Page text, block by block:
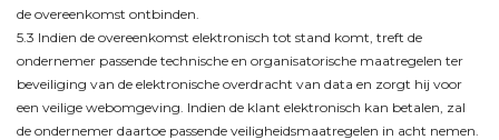
de overeenkomst ontbinden.
5.3 Indien de overeenkomst elektronisch tot stand komt, treft de
ondernemer passende technische en organisatorische maatregelen ter
beveiliging van de elektronische overdracht van data en zorgt hij voor
een veilige webomgeving. Indien de klant elektronisch kan betalen, zal
de ondernemer daartoe passende veiligheidsmaatregelen in acht nemen.